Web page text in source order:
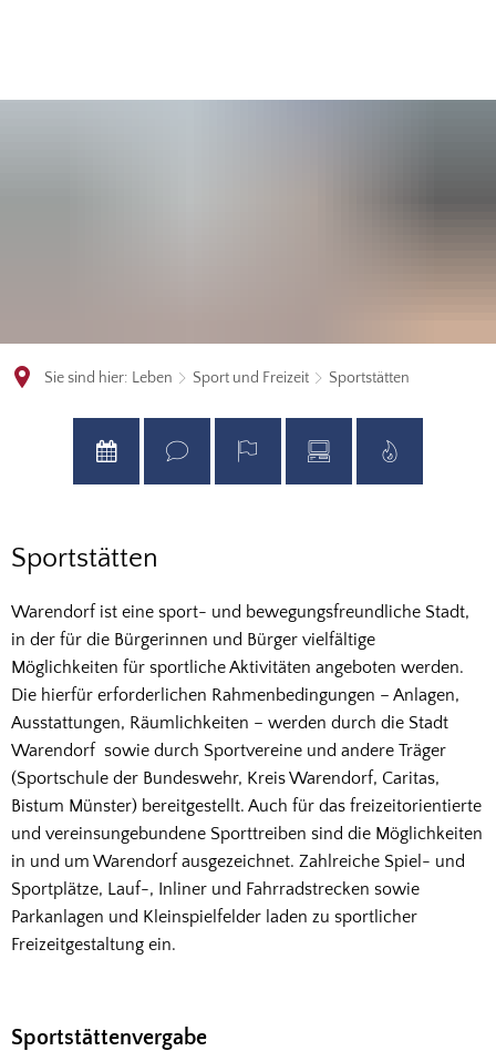
Sie sind hier: Leben Sport und Freizeit Sportstätten
Sportstätten
Sportstätten
Warendorf ist eine sport- und bewegungsfreundliche Stadt,
in der für die Bürgerinnen und Bürger vielfältige
Möglichkeiten für sportliche Aktivitäten angeboten werden.
Die hierfür erforderlichen Rahmenbedingungen – Anlagen,
Ausstattungen, Räumlichkeiten – werden durch die Stadt
Warendorf sowie durch Sportvereine und andere Träger
(Sportschule der Bundeswehr, Kreis Warendorf, Caritas,
Bistum Münster) bereitgestellt. Auch für das freizeitorientierte
und vereinsungebundene Sporttreiben sind die Möglichkeiten
in und um Warendorf ausgezeichnet. Zahlreiche Spiel- und
Sportplätze, Lauf-, Inliner und Fahrradstrecken sowie
Parkanlagen und Kleinspielfelder laden zu sportlicher
Freizeitgestaltung ein.
Sportstättenvergabe